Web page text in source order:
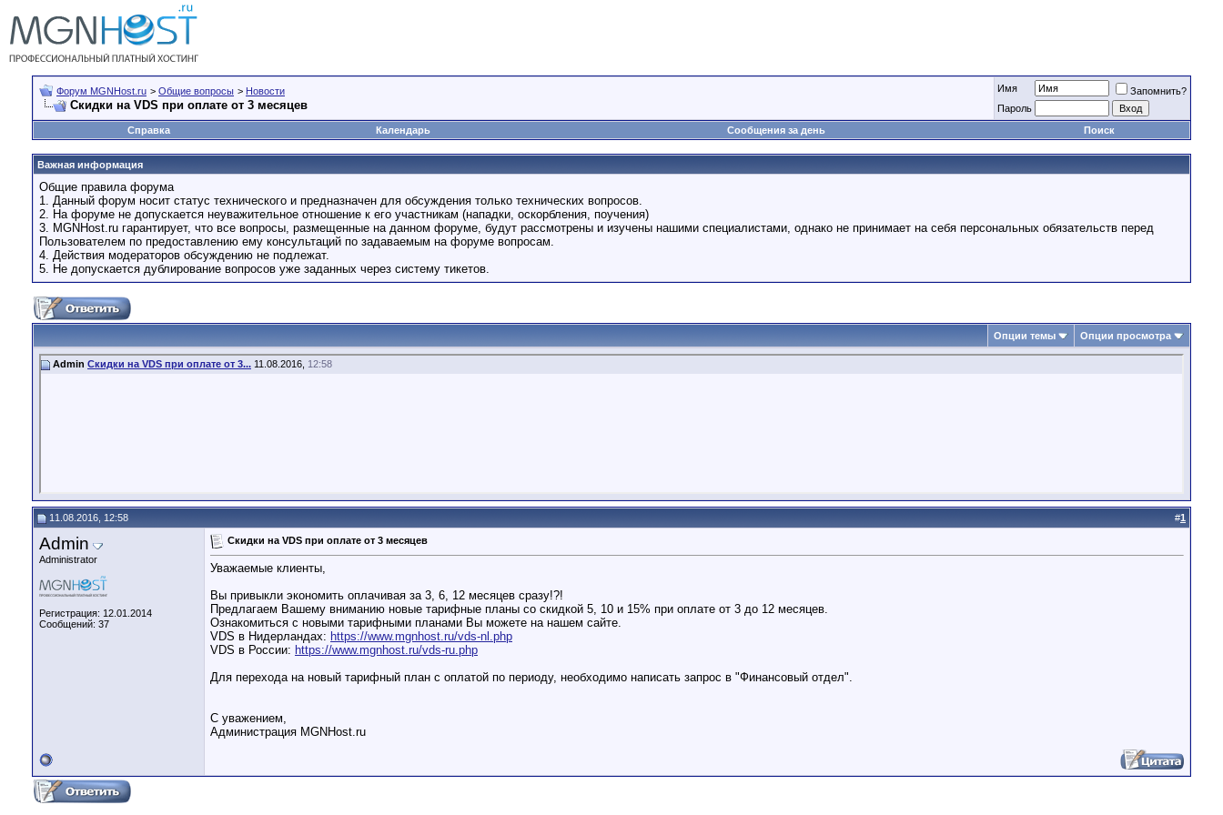
Форум MGNHost.ru > Общие вопросы > Новости
Скидки на VDS при оплате от 3 месяцев
Имя
Запомнить?
Пароль
Справка
Календарь Сообщения за день Поиск
Важная информация
Общие правила форума
1. Данный форум носит статус технического и предназначен для обсуждения только технических вопросов.
2. На форуме не допускается неуважительное отношение к его участникам (нападки, оскорбления, поучения)
3. MGNHost.ru гарантирует, что все вопросы, размещенные на данном форуме, будут рассмотрены и изучены нашими специалистами, однако не принимает на себя персональных обязательств перед
Пользователем по предоставлению ему консультаций по задаваемым на форуме вопросам.
4. Действия модераторов обсуждению не подлежат.
5. Не допускается дублирование вопросов уже заданных через систему тикетов.
Опции темы Опции просмотра
Admin Скидки на VDS при оплате от 3... 11.08.2016, 12:58
11.08.2016, 12:58 #1
Admin
Administrator
Регистрация: 12.01.2014
Сообщений: 37
Скидки на VDS при оплате от 3 месяцев
Уважаемые клиенты,
Вы привыкли экономить оплачивая за 3, 6, 12 месяцев сразу!?!
Предлагаем Вашему вниманию новые тарифные планы со скидкой 5, 10 и 15% при оплате от 3 до 12 месяцев.
Ознакомиться с новыми тарифными планами Вы можете на нашем сайте.
VDS в Нидерландах: https://www.mgnhost.ru/vds-nl.php
VDS в России: https://www.mgnhost.ru/vds-ru.php
Для перехода на новый тарифный план с оплатой по периоду, необходимо написать запрос в "Финансовый отдел".
С уважением,
Администрация MGNHost.ru